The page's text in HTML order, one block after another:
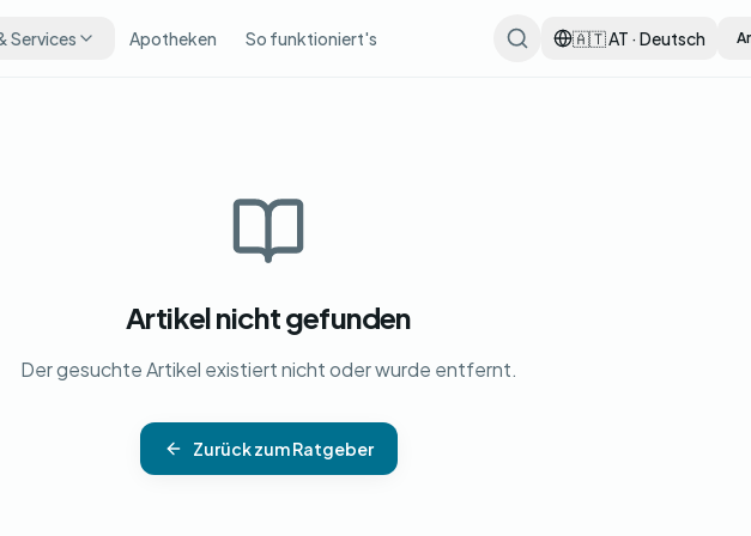
Services Apotheken So funktioniert's 🇦🇹 AT · Deutsch
Artikel nicht gefunden
Der gesuchte Artikel existiert nicht oder wurde entfernt.
Zurück zum Ratgeber